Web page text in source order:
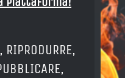
RIPRODURRE,